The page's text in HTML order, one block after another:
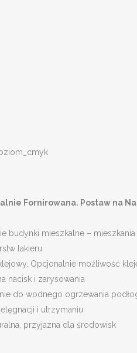
Fornirowana. Postaw na
budynki mieszkalne –
lakieru
Opcjonalnie możliwość
nacisk i zarysowania
do wodnego ogrzewania
i utrzymaniu
przyjazna dla środowisk